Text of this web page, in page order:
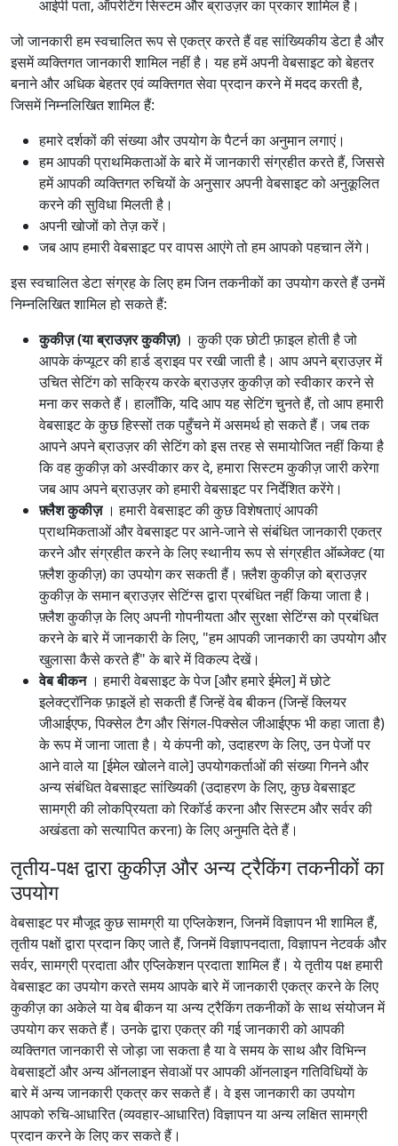
आईपी पता, ऑपरेटिंग सिस्टम और ब्राउज़र का प्रकार शामिल है।
जो जानकारी हम स्वचालित रूप से एकत्र करते हैं वह सांख्यिकीय डेटा है और
इसमें व्यक्तिगत जानकारी शामिल नहीं है। यह हमें अपनी वेबसाइट को बेहतर
बनाने और अधिक बेहतर एवं व्यक्तिगत सेवा प्रदान करने में मदद करती है,
जिसमें निम्नलिखित शामिल हैं:
हमारे दर्शकों की संख्या और उपयोग के पैटर्न का अनुमान लगाएं।
हम आपकी प्राथमिकताओं के बारे में जानकारी संग्रहीत करते हैं, जिससे
हमें आपकी व्यक्तिगत रुचियों के अनुसार अपनी वेबसाइट को अनुकूलित
करने की सुविधा मिलती है।
अपनी खोजों को तेज़ करें।
जब आप हमारी वेबसाइट पर वापस आएंगे तो हम आपको पहचान लेंगे।
इस स्वचालित डेटा संग्रह के लिए हम जिन तकनीकों का उपयोग करते हैं उनमें
निम्नलिखित शामिल हो सकते हैं:
कुकीज़ (या ब्राउज़र कुकीज़) । कुकी एक छोटी फ़ाइल होती है जो
आपके कंप्यूटर की हार्ड ड्राइव पर रखी जाती है। आप अपने ब्राउज़र में
उचित सेटिंग को सक्रिय करके ब्राउज़र कुकीज़ को स्वीकार करने से
मना कर सकते हैं। हालाँकि, यदि आप यह सेटिंग चुनते हैं, तो आप हमारी
वेबसाइट के कुछ हिस्सों तक पहुँचने में असमर्थ हो सकते हैं। जब तक
आपने अपने ब्राउज़र की सेटिंग को इस तरह से समायोजित नहीं किया है
कि वह कुकीज़ को अस्वीकार कर दे, हमारा सिस्टम कुकीज़ जारी करेगा
जब आप अपने ब्राउज़र को हमारी वेबसाइट पर निर्देशित करेंगे।
फ़्लैश कुकीज़। हमारी वेबसाइट की कुछ विशेषताएं आपकी
प्राथमिकताओं और वेबसाइट पर आने-जाने से संबंधित जानकारी एकत्र
करने और संग्रहीत करने के लिए स्थानीय रूप से संग्रहीत ऑब्जेक्ट (या
फ़्लैश कुकीज़) का उपयोग कर सकती हैं। फ़्लैश कुकीज़ को ब्राउज़र
कुकीज़ के समान ब्राउज़र सेटिंग्स द्वारा प्रबंधित नहीं किया जाता है।
फ़्लैश कुकीज़ के लिए अपनी गोपनीयता और सुरक्षा सेटिंग्स को प्रबंधित
करने के बारे में जानकारी के लिए, "हम आपकी जानकारी का उपयोग और
खुलासा कैसे करते हैं" के बारे में विकल्प देखें।
वेब बीकन। हमारी वेबसाइट के पेज [और हमारे ईमेल] में छोटे
इलेक्ट्रॉनिक फ़ाइलें हो सकती हैं जिन्हें वेब बीकन (जिन्हें क्लियर
जीआईएफ, पिक्सेल टैग और सिंगल-पिक्सेल जीआईएफ भी कहा जाता है)
के रूप में जाना जाता है। ये कंपनी को, उदाहरण के लिए, उन पेजों पर
आने वाले या [ईमेल खोलने वाले] उपयोगकर्ताओं की संख्या गिनने और
अन्य संबंधित वेबसाइट सांख्यिकी (उदाहरण के लिए, कुछ वेबसाइट
सामग्री की लोकप्रियता को रिकॉर्ड करना और सिस्टम और सर्वर की
अखंडता को सत्यापित करना) के लिए अनुमति देते हैं।
तृतीय-पक्ष द्वारा कुकीज़ और अन्य ट्रैकिंग तकनीकों का
उपयोग
वेबसाइट पर मौजूद कुछ सामग्री या एप्लिकेशन, जिनमें विज्ञापन भी शामिल हैं,
तृतीय पक्षों द्वारा प्रदान किए जाते हैं, जिनमें विज्ञापनदाता, विज्ञापन नेटवर्क और
सर्वर, सामग्री प्रदाता और एप्लिकेशन प्रदाता शामिल हैं। ये तृतीय पक्ष हमारी
वेबसाइट का उपयोग करते समय आपके बारे में जानकारी एकत्र करने के लिए
कुकीज़ का अकेले या वेब बीकन या अन्य ट्रैकिंग तकनीकों के साथ संयोजन में
उपयोग कर सकते हैं। उनके द्वारा एकत्र की गई जानकारी को आपकी
व्यक्तिगत जानकारी से जोड़ा जा सकता है या वे समय के साथ और विभिन्न
वेबसाइटों और अन्य ऑनलाइन सेवाओं पर आपकी ऑनलाइन गतिविधियों के
बारे में अन्य जानकारी एकत्र कर सकते हैं। वे इस जानकारी का उपयोग
आपको रुचि-आधारित (व्यवहार-आधारित) विज्ञापन या अन्य लक्षित सामग्री
प्रदान करने के लिए कर सकते हैं।